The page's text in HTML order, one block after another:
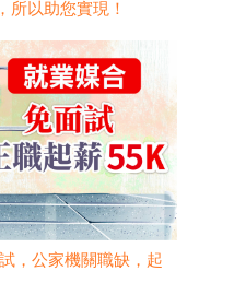
所以助您實現！
，公家機關職缺，起